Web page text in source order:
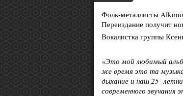
Фолк-металлисты
Переиздание получит
Вокалистка группы
«Это мой любимый
же время это та
дыхание и наш 25-
современного звучания